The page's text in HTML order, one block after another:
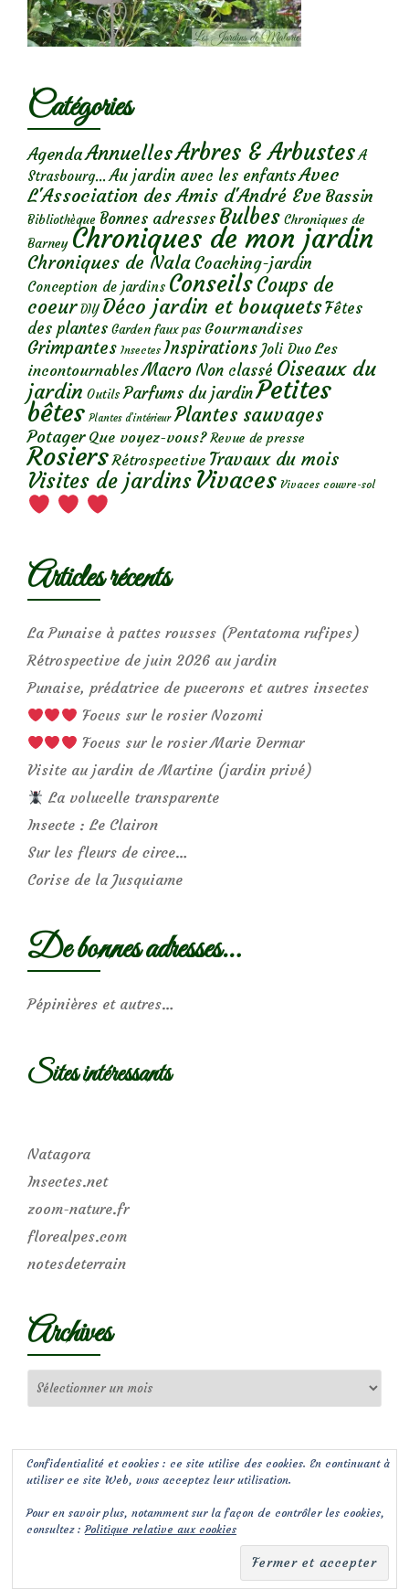
Catégories
AgendaAnnuellesArbres & Arbustes A
Strasbourg... Au jardin avec les enfantsAvec
L'Association des Amis d'André Eve Bassin
Bibliothèque Bonnes adresses Bulbes Chroniques de
Barney Chroniques de mon jardin
Chroniques de Nala Coaching-jardin
Conception de jardins ConseilsCoups de
coeur DIY Déco jardin et bouquetsFêtes
des plantes Garden faux pas Gourmandises
Grimpantes Insectes Inspirations Joli Duo Les
incontournables Macro Non classé Oiseaux du
jardin Outils Parfums du jardinPetites
bêtes Plantes d’intérieur Plantes sauvages
Potager Que voyez-vous? Revue de presse
Rosiers Rétrospective Travaux du mois
Visites de jardins Vivaces Vivaces couvre-sol
Articles récents
La Punaise à pattes rousses (Pentatoma rufipes)
Rétrospective de juin 2026 au jardin
Punaise, prédatrice de pucerons et autres insectes
Focus sur le rosier Nozomi
Focus sur le rosier Marie Dermar
Visite au jardin de Martine (jardin privé)
La volucelle transparente
Insecte : Le Clairon
Sur les fleurs de circe…
Corise de la Jusquiame
De bonnes adresses…
Pépinières et autres…
Sites intéressants
Natagora
Insectes.net
zoom-nature.fr
florealpes.com
notesdeterrain
Archives
Confidentialité et cookies : ce site utilise des cookies. En continuant à
utiliser ce site Web, vous acceptez leur utilisation.
Pour en savoir plus, notamment sur la façon de contrôler les cookies,
consultez :Politique relative aux cookies